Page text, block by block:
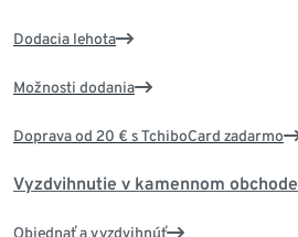
Dodacia lehota
Možnosti dodania
Doprava od 20 € s TchiboCard zadarmo
Vyzdvihnutie v kamennom obchode
Objednať a vyzdvihnúť